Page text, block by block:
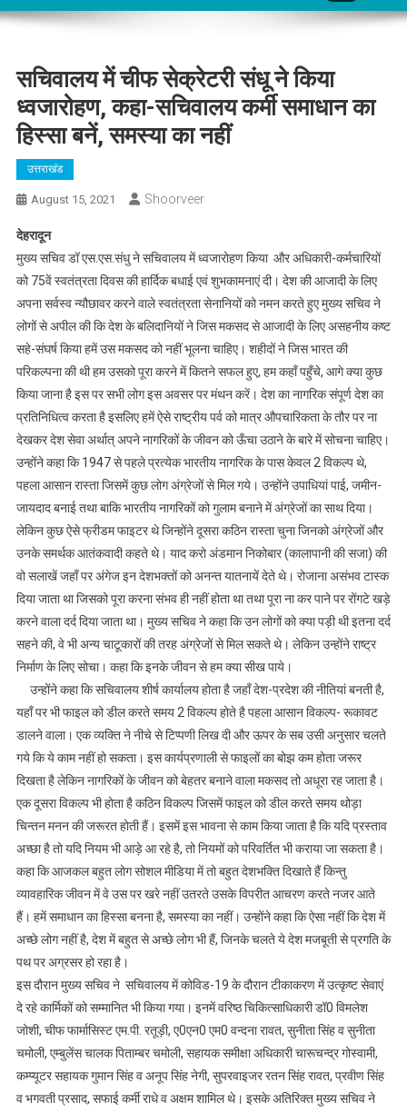
सचिवालय में चीफ सेक्रेटरी संधू ने किया
ध्वजारोहण, कहा-सचिवालय कर्मी समाधान का
हिस्सा बनें, समस्या का नहीं
उत्तराखंड
August 15, 2021 Shoorveer
देहरादून
मुख्य सचिव डॉ एस.एस.संधु ने सचिवालय में ध्वजारोहण किया और अधिकारी-कर्मचारियों
को 75वें स्वतंत्रता दिवस की हार्दिक बधाई एवं शुभकामनाएं दी। देश की आजादी के लिए
अपना सर्वस्व न्यौछावर करने वाले स्वतंत्रता सेनानियों को नमन करते हुए मुख्य सचिव ने
लोगों से अपील की कि देश के बलिदानियों ने जिस मकसद से आजादी के लिए असहनीय कष्ट
सहे-संघर्ष किया हमें उस मकसद को नहीं भूलना चाहिए। शहीदों ने जिस भारत की
परिकल्पना की थी हम उसको पूरा करने में कितने सफल हुए, हम कहाँ पहुँचे, आगे क्या कुछ
किया जाना है इस पर सभी लोग इस अवसर पर मंथन करें। देश का नागरिक संपूर्ण देश का
प्रतिनिधित्व करता है इसलिए हमें ऐसे राष्ट्रीय पर्व को मात्र औपचारिकता के तौर पर ना
देखकर देश सेवा अर्थात् अपने नागरिकों के जीवन को ऊँचा उठाने के बारे में सोचना चाहिए।
उन्होंने कहा कि 1947 से पहले प्रत्येक भारतीय नागरिक के पास केवल 2 विकल्प थे,
पहला आसान रास्ता जिसमें कुछ लोग अंग्रेजों से मिल गये। उन्होंने उपाधियां पाई, जमीन-
जायदाद बनाई तथा बाकि भारतीय नागरिकों को गुलाम बनाने में अंग्रेजों का साथ दिया।
लेकिन कुछ ऐसे फ्रीडम फाइटर थे जिन्होंने दूसरा कठिन रास्ता चुना जिनको अंग्रेजों और
उनके समर्थक आतंकवादी कहते थे। याद करो अंडमान निकोबार (कालापानी की सजा) की
वो सलाखें जहाँ पर अंगेज इन देशभक्तों को अनन्त यातनायें देते थे। रोजाना असंभव टास्क
दिया जाता था जिसको पूरा करना संभव ही नहीं होता था तथा पूरा ना कर पाने पर रोंगटे खड़े
करने वाला दर्द दिया जाता था। मुख्य सचिव ने कहा कि उन लोगों को क्या पड़ी थी इतना दर्द
सहने की, वे भी अन्य चाटूकारों की तरह अंग्रेजों से मिल सकते थे। लेकिन उन्होंने राष्ट्र
निर्माण के लिए सोचा। कहा कि इनके जीवन से हम क्या सीख पाये।
उन्होंने कहा कि सचिवालय शीर्ष कार्यालय होता है जहाँ देश-प्रदेश की नीतियां बनती है,
यहाँ पर भी फाइल को डील करते समय 2 विकल्प होते है पहला आसान विकल्प- रूकावट
डालने वाला। एक व्यक्ति ने नीचे से टिप्पणी लिख दी और ऊपर के सब उसी अनुसार चलते
गये कि ये काम नहीं हो सकता। इस कार्यप्रणाली से फाइलों का बोझ कम होता जरूर
दिखता है लेकिन नागरिकों के जीवन को बेहतर बनाने वाला मकसद तो अधूरा रह जाता है।
एक दूसरा विकल्प भी होता है कठिन विकल्प जिसमें फाइल को डील करते समय थोड़ा
चिन्तन मनन की जरूरत होती हैं। इसमें इस भावना से काम किया जाता है कि यदि प्रस्ताव
अच्छा है तो यदि नियम भी आड़े आ रहे है, तो नियमों को परिवर्तित भी कराया जा सकता है।
कहा कि आजकल बहुत लोग सोशल मीडिया में तो बहुत देशभक्ति दिखाते हैं किन्तु
व्यावहारिक जीवन में वे उस पर खरे नहीं उतरते उसके विपरीत आचरण करते नजर आते
हैं। हमें समाधान का हिस्सा बनना है, समस्या का नहीं। उन्होंने कहा कि ऐसा नहीं कि देश में
अच्छे लोग नहीं है, देश में बहुत से अच्छे लोग भी हैं, जिनके चलते ये देश मजबूती से प्रगति के
पथ पर अग्रसर हो रहा है।
इस दौरान मुख्य सचिव ने सचिवालय में कोविड-19 के दौरान टीकाकरण में उत्कृष्ट सेवाएं
दे रहे कार्मिकों को सम्मानित भी किया गया। इनमें वरिष्ठ चिकित्साधिकारी डॉ0 विमलेश
जोशी, चीफ फार्मासिस्ट एम.पी. रतूड़ी, ए0एन0 एम0 वन्दना रावत, सुनीता सिंह व सुनीता
चमोली, एम्बुलेंस चालक पिताम्बर चमोली, सहायक समीक्षा अधिकारी चारूचन्द्र गोस्वामी,
कम्प्यूटर सहायक गुमान सिंह व अनूप सिंह नेगी, सुपरवाइजर रतन सिंह रावत, प्रवीण सिंह
व भगवती प्रसाद, सफाई कर्मी राधे व अक्षम शामिल थे। इसके अतिरिक्त मुख्य सचिव ने